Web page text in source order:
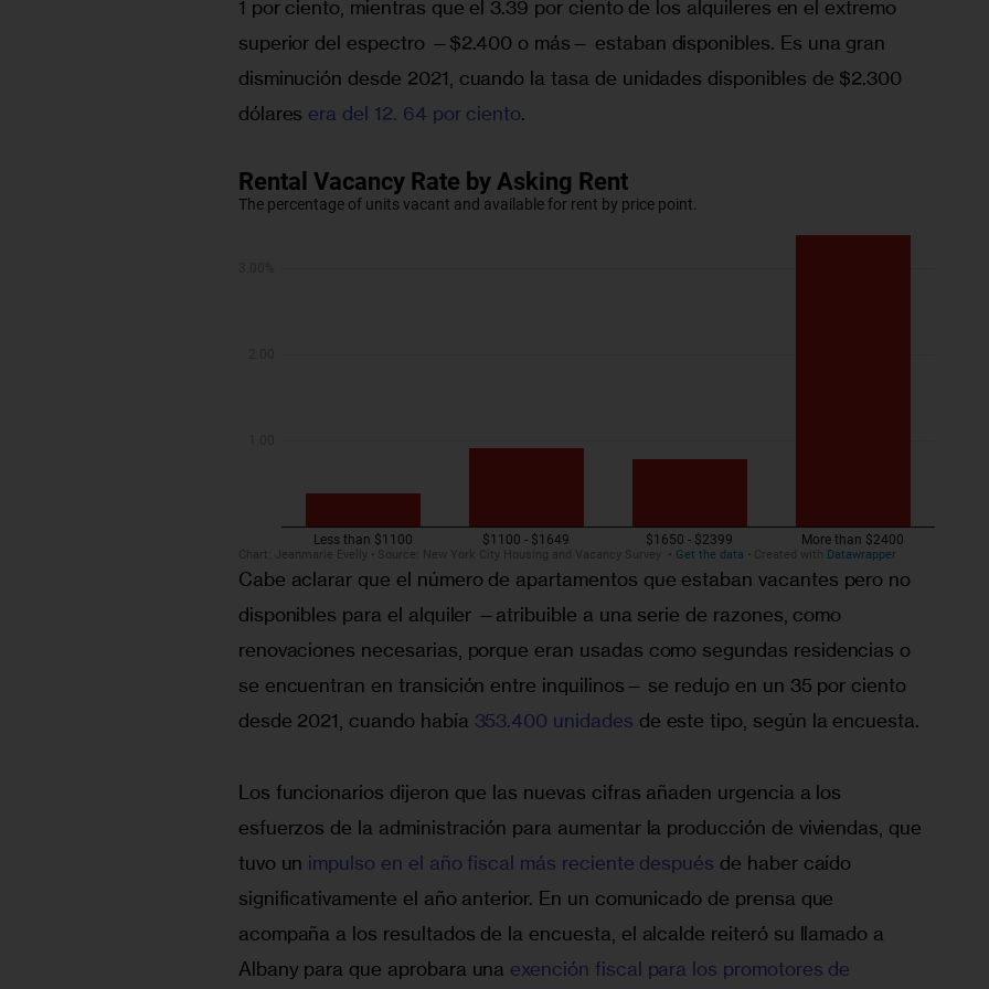
1 por ciento, mientras que el 3.39 por ciento de los alquileres en el extremo
superior del espectro —$2.400 o más— estaban disponibles. Es una gran
disminución desde 2021, cuando la tasa de unidades disponibles de $2.300
dólares era del 12. 64 por ciento.
Cabe aclarar que el número de apartamentos que estaban vacantes pero no
disponibles para el alquiler —atribuible a una serie de razones, como
renovaciones necesarias, porque eran usadas como segundas residencias o
se encuentran en transición entre inquilinos— se redujo en un 35 por ciento
desde 2021, cuando había 353.400 unidades de este tipo, según la encuesta.
Los funcionarios dijeron que las nuevas cifras añaden urgencia a los
esfuerzos de la administración para aumentar la producción de viviendas, que
tuvo un impulso en el año fiscal más reciente después de haber caído
significativamente el año anterior. En un comunicado de prensa que
acompaña a los resultados de la encuesta, el alcalde reiteró su llamado a
Albany para que aprobara una exención fiscal para los promotores de